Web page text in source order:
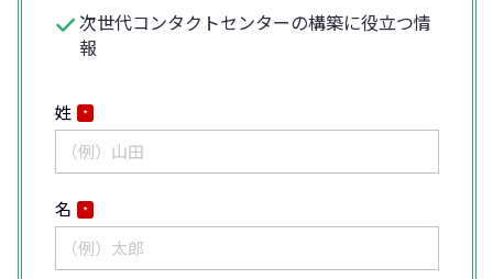
次世代コンタクトセンターの構築に役立つ情
報
姓 *
名 *